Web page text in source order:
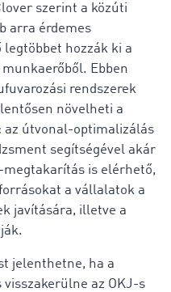
szerint a közúti
arra érdemes
hozzák ki a
Ebben
rendszerek
növelheti a
az útvonal-optimalizálás
segítségével akár
megtakarítás is elérhető,
a vállalatok a
javítására, illetve a
jelenthetne, ha a
az OKJ-s